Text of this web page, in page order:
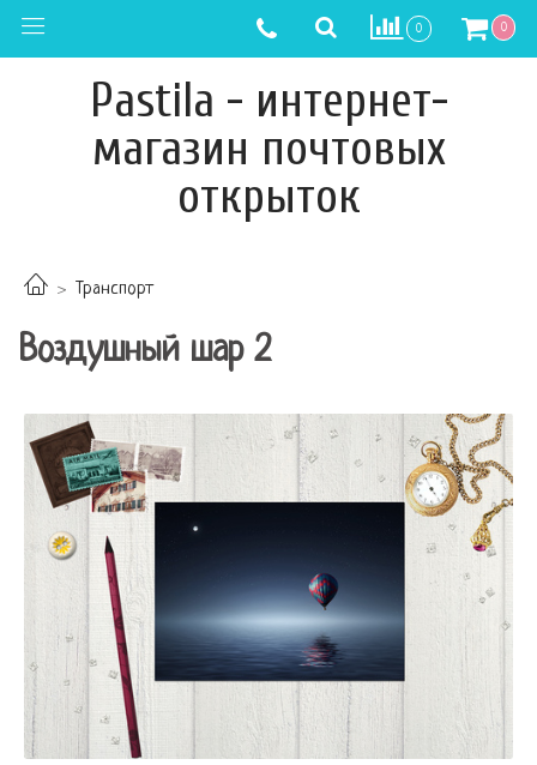
0 0
Pastila - интернет-
магазин почтовых
открыток
Транспорт
Воздушный шар 2